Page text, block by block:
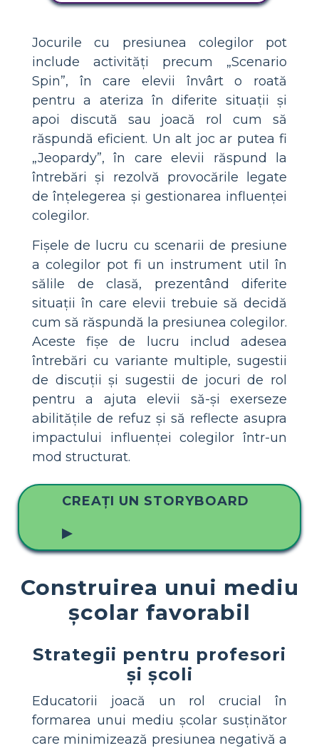
Jocurile cu presiunea colegilor pot
include activități precum „Scenario
Spin”, în care elevii învârt o roată
pentru a ateriza în diferite situații și
apoi discută sau joacă rol cum să
răspundă eficient. Un alt joc ar putea fi
„Jeopardy”, în care elevii răspund la
întrebări și rezolvă provocările legate
de înțelegerea și gestionarea influenței
colegilor.
Fișele de lucru cu scenarii de presiune
a colegilor pot fi un instrument util în
sălile de clasă, prezentând diferite
situații în care elevii trebuie să decidă
cum să răspundă la presiunea colegilor.
Aceste fișe de lucru includ adesea
întrebări cu variante multiple, sugestii
de discuții și sugestii de jocuri de rol
pentru a ajuta elevii să-și exerseze
abilitățile de refuz și să reflecte asupra
impactului influenței colegilor într-un
mod structurat.
CREAȚI UN STORYBOARD
▶
Construirea unui mediu
școlar favorabil
Strategii pentru profesori
și școli
Educatorii joacă un rol crucial în
formarea unui mediu școlar susținător
care minimizează presiunea negativă a